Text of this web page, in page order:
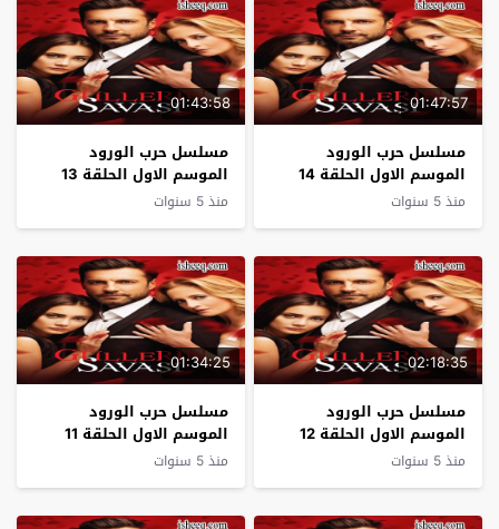
01:47:57
مسلسل حرب الورود
الموسم الاول الحلقة 14
منذ 5 سنوات
01:43:58
مسلسل حرب الورود
الموسم الاول الحلقة 13
منذ 5 سنوات
02:18:35
مسلسل حرب الورود
الموسم الاول الحلقة 12
منذ 5 سنوات
01:34:25
مسلسل حرب الورود
الموسم الاول الحلقة 11
منذ 5 سنوات